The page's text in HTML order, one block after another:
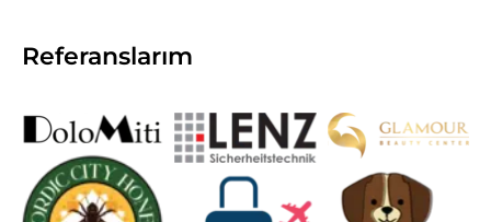
Referanslarım